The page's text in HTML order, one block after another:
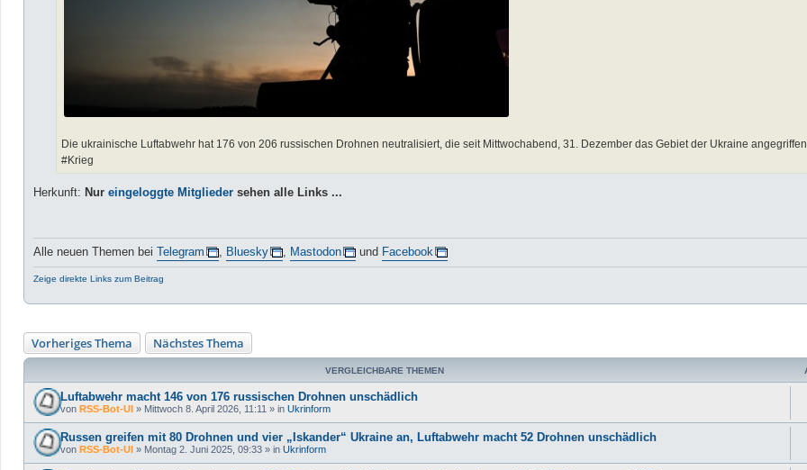
Die ukrainische Luftabwehr hat 176 von 206 russischen Drohnen neutralisiert, die seit Mittwochabend, 31. Dezember das Gebiet der Ukraine angegriffen
#Krieg
Herkunft: Nur eingeloggte Mitglieder sehen alle Links ...
Alle neuen Themen bei Telegram , Bluesky , Mastodon und Facebook
Zeige direkte Links zum Beitrag
Vorheriges Thema Nächstes Thema
VERGLEICHBARE THEMEN
Luftabwehr macht 146 von 176 russischen Drohnen unschädlich
von RSS-Bot-UI » Mittwoch 8. April 2026, 11:11 » in Ukrinform
Russen greifen mit 80 Drohnen und vier „Iskander“ Ukraine an, Luftabwehr macht 52 Drohnen unschädlich
von RSS-Bot-UI » Montag 2. Juni 2025, 09:33 » in Ukrinform